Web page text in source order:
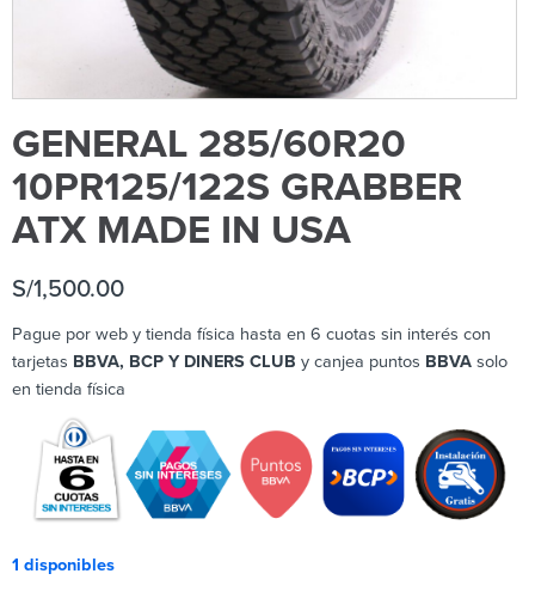
GENERAL 285/60R20
10PR125/122S GRABBER
ATX MADE IN USA
S/1,500.00
Pague por web y tienda física hasta en 6 cuotas sin interés con
tarjetas BBVA, BCP Y DINERS CLUB y canjea puntos BBVA solo
en tienda física
1 disponibles